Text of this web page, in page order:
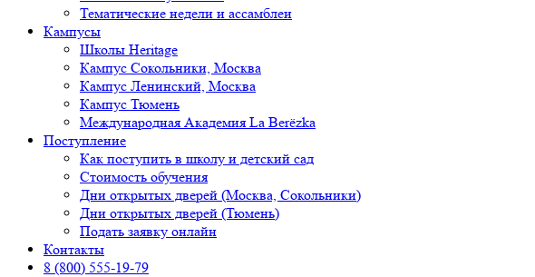
Тематические недели и ассамблеи
Кампусы
Школы Heritage
Кампус Сокольники, Москва
Кампус Ленинский, Москва
Кампус Тюмень
Международная Академия La Berёzka
Поступление
Как поступить в школу и детский сад
Стоимость обучения
Дни открытых дверей (Москва, Сокольники)
Дни открытых дверей (Тюмень)
Подать заявку онлайн
Контакты
8 (800) 555-19-79